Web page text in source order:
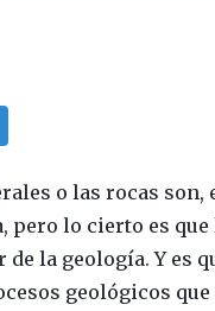
o las rocas
pero lo cierto es
de la geología. Y es
geológicos